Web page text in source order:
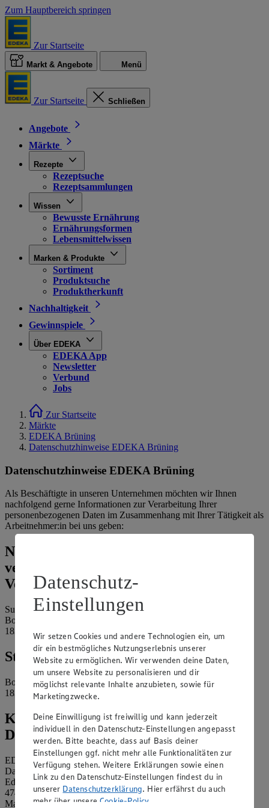
Zum Hauptbereich springen
Zur Startseite
Markt & Angebote Menü
Zur Startseite Schließen
Angebote
Märkte
Rezepte
Rezeptsuche
Rezeptsammlungen
Wissen
Bewusste Ernährung
Ernährungsformen
Lebensmittelwissen
Marken & Produkte
Sortiment
Produktsuche
Produktherkunft
Nachhaltigkeit
Gewinnspiele
Über EDEKA
EDEKA App
Newsletter
Verbund
Jobs
Zur Startseite
Märkte
EDEKA Brüning
Datenschutzhinweise EDEKA Brüning
Datenschutzhinweise EDEKA Brüning
Als Beschäftigte in unseren Unternehmen möchten wir Ihnen
nachfolgend gerne Informationen zur Verarbeitung Ihrer
personenbezogenen Daten im Zusammenhang mit Ihrer Tätigkeit als
Arbeitnehmer:in bei uns geben:
Name und Kontaktdaten der
verantwortlichen Stelle und ggf. deren
Vertretung:
Susanne Brüning e.K.
Boddenstr. 2
18311 Ribnitz-Damgarten
Standort des Marktes:
Boddenstr. 2
18311 Ribnitz-Damgarten
Kontaktdaten des betrieblichen
Datenschutzbeauftragten:
EDEKA Nordwest Stiftung & Co. KG
Datenschutzbeauftragter
Edekaplatz 1
47445 Moers
Mail:
nw_datenschutz@edeka.de
Datenschutz-
Einstellungen
Wir setzen Cookies und andere Technologien ein, um
dir ein bestmögliches Nutzungserlebnis unserer
Website zu ermöglichen. Wir verwenden deine Daten,
um unsere Website zu personalisieren und dir
möglichst relevante Inhalte anzubieten, sowie für
Marketingzwecke.
Deine Einwilligung ist freiwillig und kann jederzeit
individuell in den Datenschutz-Einstellungen angepasst
werden. Bitte beachte, dass auf Basis deiner
Einstellungen ggf. nicht mehr alle Funktionalitäten zur
Verfügung stehen. Weitere Erklärungen sowie einen
Link zu den Datenschutz-Einstellungen findest du in
unserer Datenschutzerklärung. Hier erfährst du auch
mehr über unsereCookie-Policy.